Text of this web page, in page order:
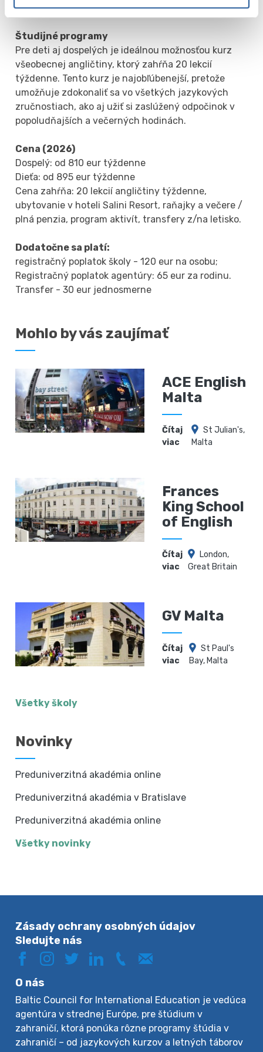
zoskok padákom.
Študijné programy
Pre deti aj dospelých je ideálnou možnosťou kurz
všeobecnej angličtiny, ktorý zahŕňa 20 lekcií
týždenne. Tento kurz je najobľúbenejší, pretože
umožňuje zdokonaliť sa vo všetkých jazykových
zručnostiach, ako aj užiť si zaslúžený odpočinok v
popoludňajších a večerných hodinách.
Cena (2026)
Dospelý: od 810 eur týždenne
Dieťa: od 895 eur týždenne
Cena zahŕňa: 20 lekcií angličtiny týždenne,
ubytovanie v hoteli Salini Resort, raňajky a večere /
plná penzia, program aktivít, transfery z/na letisko.
Dodatočne sa platí:
registračný poplatok školy - 120 eur na osobu;
Registračný poplatok agentúry: 65 eur za rodinu.
Transfer - 30 eur jednosmerne
Mohlo by vás zaujímať
ACE English
Malta
Čítaj
viac
St Julian's,
Malta
Frances
King School
of English
Čítaj
viac
London,
Great Britain
GV Malta
Čítaj
viac
St Paul's
Bay, Malta
Všetky školy
Novinky
Preduniverzitná akadémia online
Preduniverzitná akadémia v Bratislave
Preduniverzitná akadémia online
Všetky novinky
Zásady ochrany osobných údajov
Sledujte nás
O nás
Baltic Council for International Education je vedúca
agentúra v strednej Európe, pre štúdium v
zahraničí, ktorá ponúka rôzne programy štúdia v
zahraničí – od jazykových kurzov a letných táborov